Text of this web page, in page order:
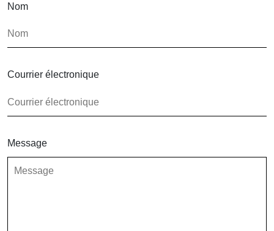
Nom
Courrier électronique
Message